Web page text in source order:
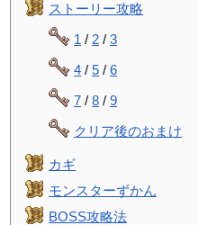
ストーリー攻略
1 / 2 /3
4 /5 /6
7 /8 /9
クリア後のおまけ
カギ
モンスターずかん
BOSS攻略法